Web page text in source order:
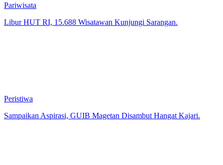
Pariwisata
Libur HUT RI, 15.688 Wisatawan Kunjungi Sarangan.
Peristiwa
Sampaikan Aspirasi, GUIB Magetan Disambut Hangat Kajari.